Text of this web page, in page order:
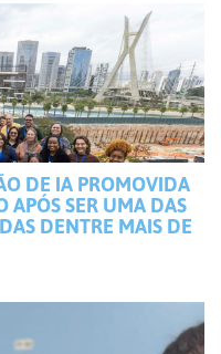
DE IA PROMOVIDA
APÓS SER UMA DAS
DENTRE MAIS DE